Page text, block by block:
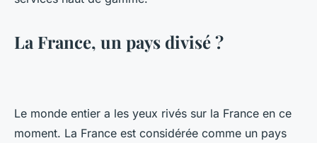
La France, un pays divisé ?
Le monde entier a les yeux rivés sur la France en ce
moment. La France est considérée comme un pays